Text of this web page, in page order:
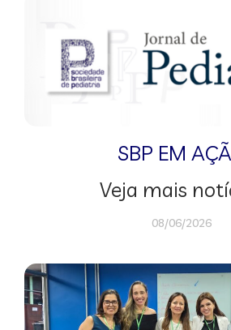
SBP EM
Veja mais
08/06/2026